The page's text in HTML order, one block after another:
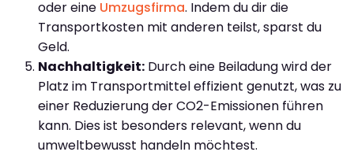
oder eine Umzugsfirma. Indem du dir die
Transportkosten mit anderen teilst, sparst du
Geld.
Nachhaltigkeit: Durch eine Beiladung wird der
Platz im Transportmittel effizient genutzt, was zu
einer Reduzierung der CO2-Emissionen führen
kann. Dies ist besonders relevant, wenn du
umweltbewusst handeln möchtest.